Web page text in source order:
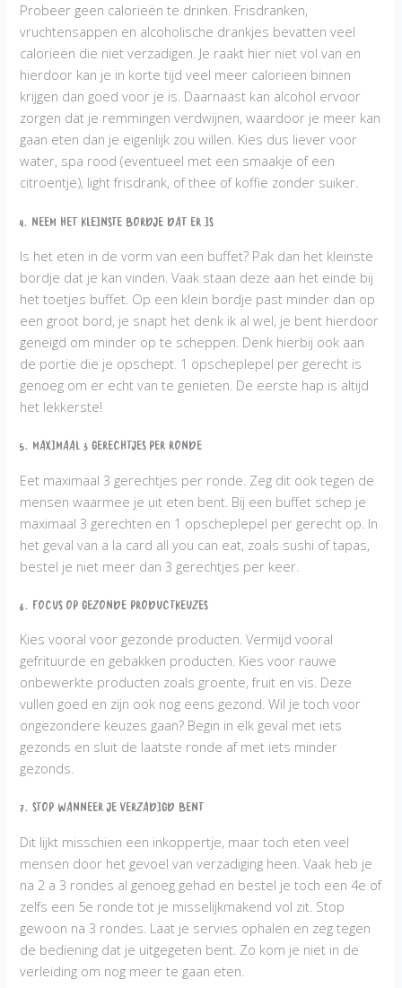
Probeer geen calorieën te drinken. Frisdranken,
vruchtensappen en alcoholische drankjes bevatten veel
calorieën die niet verzadigen. Je raakt hier niet vol van en
hierdoor kan je in korte tijd veel meer calorieen binnen
krijgen dan goed voor je is. Daarnaast kan alcohol ervoor
zorgen dat je remmingen verdwijnen, waardoor je meer kan
gaan eten dan je eigenlijk zou willen. Kies dus liever voor
water, spa rood (eventueel met een smaakje of een
citroentje), light frisdrank, of thee of koffie zonder suiker.
4. Neem het kleinste bordje dat er is
Is het eten in de vorm van een buffet? Pak dan het kleinste
bordje dat je kan vinden. Vaak staan deze aan het einde bij
het toetjes buffet. Op een klein bordje past minder dan op
een groot bord, je snapt het denk ik al wel, je bent hierdoor
geneigd om minder op te scheppen. Denk hierbij ook aan
de portie die je opschept. 1 opscheplepel per gerecht is
genoeg om er echt van te genieten. De eerste hap is altijd
het lekkerste!
5. Maximaal 3 gerechtjes per ronde
Eet maximaal 3 gerechtjes per ronde. Zeg dit ook tegen de
mensen waarmee je uit eten bent. Bij een buffet schep je
maximaal 3 gerechten en 1 opscheplepel per gerecht op. In
het geval van a la card all you can eat, zoals sushi of tapas,
bestel je niet meer dan 3 gerechtjes per keer.
6. Focus op gezonde productkeuzes
Kies vooral voor gezonde producten. Vermijd vooral
gefrituurde en gebakken producten. Kies voor rauwe
onbewerkte producten zoals groente, fruit en vis. Deze
vullen goed en zijn ook nog eens gezond. Wil je toch voor
ongezondere keuzes gaan? Begin in elk geval met iets
gezonds en sluit de laatste ronde af met iets minder
gezonds.
7. Stop wanneer je verzadigd bent
Dit lijkt misschien een inkoppertje, maar toch eten veel
mensen door het gevoel van verzadiging heen. Vaak heb je
na 2 a 3 rondes al genoeg gehad en bestel je toch een 4e of
zelfs een 5e ronde tot je misselijkmakend vol zit. Stop
gewoon na 3 rondes. Laat je servies ophalen en zeg tegen
de bediening dat je uitgegeten bent. Zo kom je niet in de
verleiding om nog meer te gaan eten.